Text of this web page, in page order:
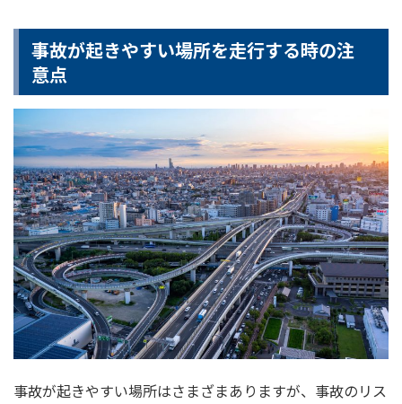
事故が起きやすい場所を走行する時の注
意点
事故が起きやすい場所はさまざまありますが、事故のリス